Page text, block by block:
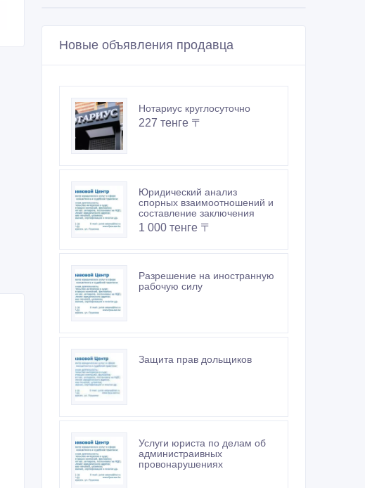
Новые объявления продавца
Нотариус круглосуточно
227 тенге 〒
Юридический анализ
спорных взаимоотношений и
составление заключения
1 000 тенге 〒
Разрешение на иностранную
рабочую силу
Защита прав дольщиков
Услуги юриста по делам об
администраивных
провонарушениях